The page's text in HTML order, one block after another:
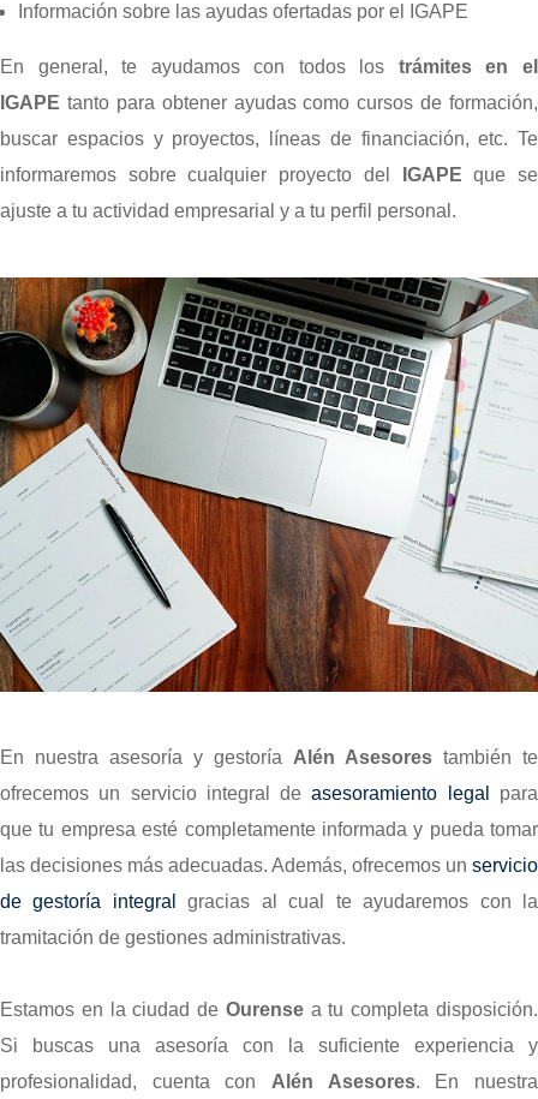
Información sobre las ayudas ofertadas por el IGAPE
En general, te ayudamos con todos los trámites en el
IGAPE tanto para obtener ayudas como cursos de formación,
buscar espacios y proyectos, líneas de financiación, etc. Te
informaremos sobre cualquier proyecto del
IGAPE que se
ajuste a tu actividad empresarial y a tu perfil personal.
En nuestra asesoría y gestoría Alén Asesores también te
ofrecemos un servicio integral deasesoramiento legal
para
que tu empresa esté completamente informada y pueda tomar
las decisiones más adecuadas. Además, ofrecemos un servicio
de gestoría integral
gracias al cual te ayudaremos con la
tramitación de gestiones administrativas.
Estamos en la ciudad de Ourensea tu completa disposición.
Si buscas una asesoría con la suficiente experiencia y
profesionalidad, cuenta con Alén Asesores. En nuestra